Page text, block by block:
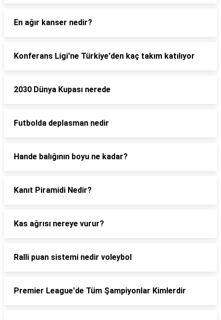
En ağır kanser nedir?
Konferans Ligi'ne Türkiye'den kaç takım katılıyor
2030 Dünya Kupası nerede
Futbolda deplasman nedir
Hande balığının boyu ne kadar?
Kanıt Piramidi Nedir?
Kas ağrısı nereye vurur?
Ralli puan sistemi nedir voleybol
Premier League'de Tüm Şampiyonlar Kimlerdir